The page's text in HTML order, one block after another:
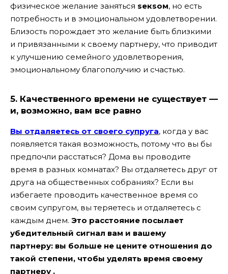
физическое желание заняться seкsом, но есть
потребность и в эмоциональном удовлетворении.
Близость порождает это желание быть близкими
и привязанными к своему партнеру, что приводит
к улучшению семейного удовлетворения,
эмоциональному благополучию и счастью.
5. Качественного времени не существует —
и, возможно, вам все равно
Вы отдаляетесь от своего супруга, когда у вас
появляется такая возможность, потому что вы бы
предпочли расстаться? Дома вы проводите
время в разных комнатах? Вы отдаляетесь друг от
друга на общественных собраниях? Если вы
избегаете проводить качественное время со
своим супругом, вы теряетесь и отдаляетесь с
каждым днем. Это расстояние посылает
убедительный сигнал вам и вашему
партнеру: вы больше не цените отношения до
такой степени, чтобы уделять время своему
партнеру .